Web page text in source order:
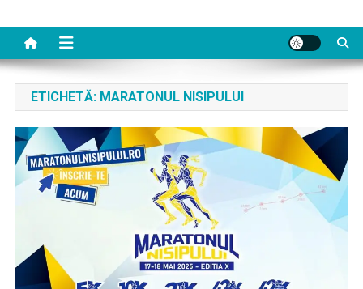
ETICHETĂ: MARATONUL NISIPULUI